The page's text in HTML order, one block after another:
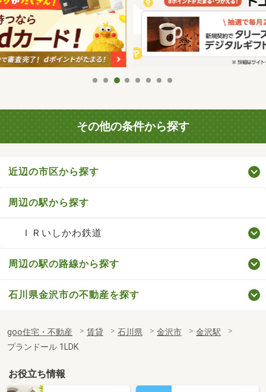
その他の条件から探す
近辺の市区から探す
周辺の駅から探す
ＩＲいしかわ鉄道
周辺の駅の路線から探す
石川県金沢市の不動産を探す
goo住宅・不動産 賃貸 石川県 金沢市
金沢駅
プランドール 1LDK
お役立ち情報